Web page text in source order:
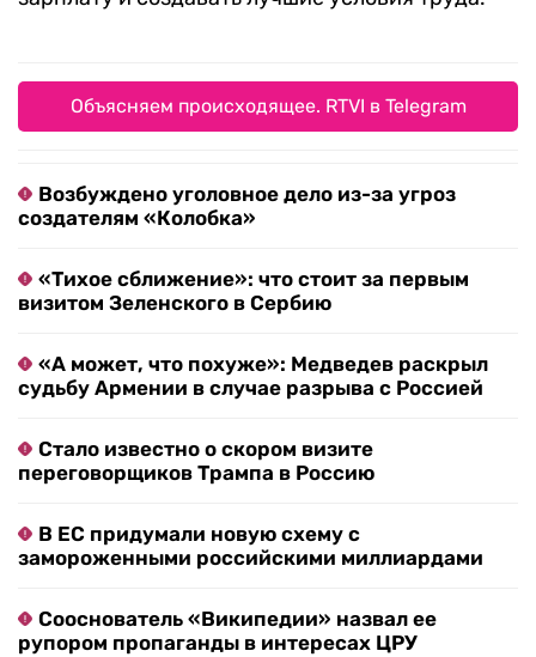
Объясняем происходящее. RTVI в Telegram
Возбуждено уголовное дело из-за угроз
создателям «Колобка»
«Тихое сближение»: что стоит за первым
визитом Зеленского в Сербию
«А может, что похуже»: Медведев раскрыл
судьбу Армении в случае разрыва с Россией
Стало известно о скором визите
переговорщиков Трампа в Россию
В ЕС придумали новую схему с
замороженными российскими миллиардами
Сооснователь «Википедии» назвал ее
рупором пропаганды в интересах ЦРУ